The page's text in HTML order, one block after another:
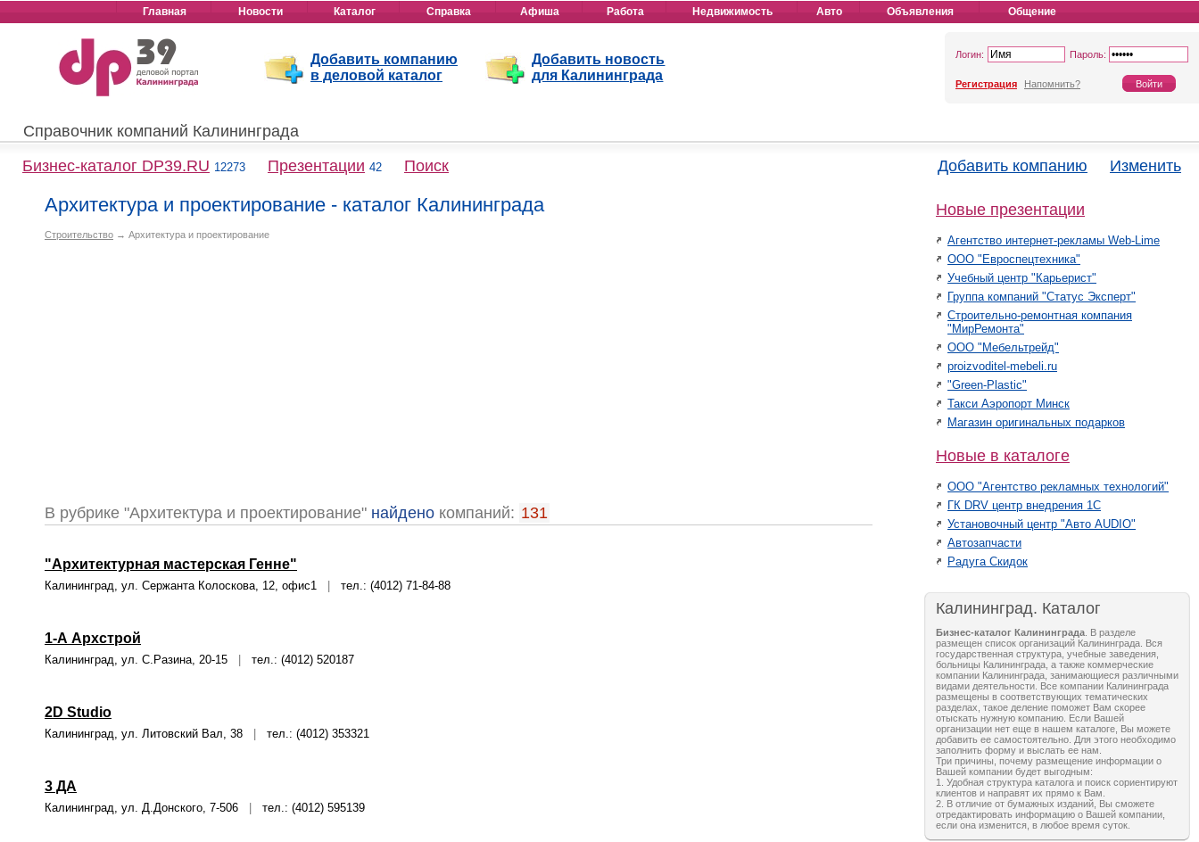
Главная Новости Каталог Справка Афиша Работа Недвижимость Авто Объявления Общение
Добавить компанию
в деловой каталог
Добавить новость
для Калининграда
Логин: Пароль:
Регистрация Напомнить?
Справочник компаний Калининграда
Бизнес-каталог DP39.RU 12273 Презентации 42 Поиск Добавить компанию Изменить
Архитектура и проектирование - каталог Калининграда
Строительство → Архитектура и проектирование
В рубрике "Архитектура и проектирование" найдено компаний: 131
"Архитектурная мастерская Генне"
Калининград, ул. Сержанта Колоскова, 12, офис1 тел.: (4012) 71-84-88
1-А Архстрой
Калининград, ул. С.Разина, 20-15 тел.: (4012) 520187
2D Studio
Калининград, ул. Литовский Вал, 38 тел.: (4012) 353321
3 ДА
Калининград, ул. Д.Донского, 7-506 тел.: (4012) 595139
Новые презентации
Агентство интернет-рекламы Web-Lime
ООО "Евроспецтехника"
Учебный центр "Карьерист"
Группа компаний "Статус Эксперт"
Строительно-ремонтная компания
"МирРемонта"
ООО "Мебельтрейд"
proizvoditel-mebeli.ru
"Green-Plastic"
Такси Аэропорт Минск
Магазин оригинальных подарков
Новые в каталоге
ООО "Агентство рекламных технологий"
ГК DRV центр внедрения 1С
Установочный центр "Авто AUDIO"
Автозапчасти
Радуга Скидок
Калининград. Каталог
Бизнес-каталог Калининграда . В разделе
размещен список организаций Калининграда. Вся
государственная структура, учебные заведения,
больницы Калининграда, а также коммерческие
компании Калининграда, занимающиеся различными
видами деятельности. Все компании Калининграда
размещены в соответствующих тематических
разделах, такое деление поможет Вам скорее
отыскать нужную компанию. Если Вашей
организации нет еще в нашем каталоге, Вы можете
добавить ее самостоятельно. Для этого необходимо
заполнить форму и выслать ее нам.
Три причины, почему размещение информации о
Вашей компании будет выгодным:
1. Удобная структура каталога и поиск сориентируют
клиентов и направят их прямо к Вам.
2. В отличие от бумажных изданий, Вы сможете
отредактировать информацию о Вашей компании,
если она изменится, в любое время суток.